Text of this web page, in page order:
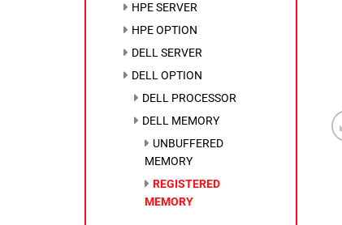
HPE SERVER
HPE OPTION
DELL SERVER
DELL OPTION
DELL PROCESSOR
DELL MEMORY
UNBUFFERED
MEMORY
REGISTERED
MEMORY